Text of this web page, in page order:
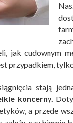
jak cudownym
przypadkiem,
stają
koncerny.
a przede